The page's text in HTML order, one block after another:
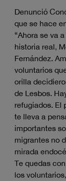
Denunció
que se hace
“Ahora se va
historia real,
Fernández.
voluntarios
orilla
de Lesbos.
refugiados. El
te lleva a
importantes
migrantes no
mirada
Te quedas
los